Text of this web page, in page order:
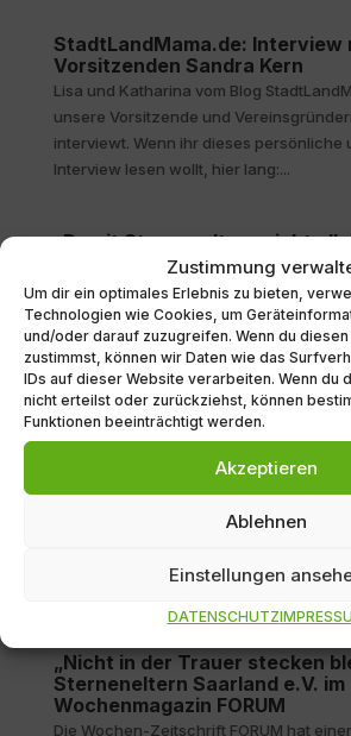
Zustimmung
Um dir ein optimales Erlebnis zu bieten,
Technologien wie Cookies, um
und/oder darauf zuzugreifen. Wenn du
zustimmst, können wir Daten wie das
IDs auf dieser Website verarbeiten. Wenn du
nicht erteilst oder zurückziehst, können
Funktionen beeinträchtigt werden.
Akzeptieren
Ablehnen
Einstellungen
DATENSCHUTZ
StadtLandMama.de: Interview
Vorsitzenden Sandra Kern
Lisa und Katharina vom Blog
unsere Vorsitzende und
interviewt. Wenn ihr dieses persönliche
Interview lesen wollt, hier lang:...
„Damit Sterneneltern nicht
Bericht in der Saarbrücker
DIe Saarbrücker Zeitung hat unseren
Wer den Bericht über uns in der
hat, kann ihn hier online nachlesen (nur
möglich): https://www.saarbruecker-
Ein Platz für Sternenkinder –
Verwaltungsrats ist in der Schwalbacher
Friedhof besteht ab sofort die
„Nicht in der Trauer stecken
Sterneneltern Saarland e.V. im
Wochenmagazin FORUM
Die Wochen-Zeitschrift FORUM hat